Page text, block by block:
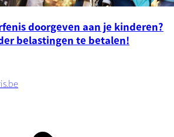
doorgeven aan je kinderen?
belastingen te betalen!